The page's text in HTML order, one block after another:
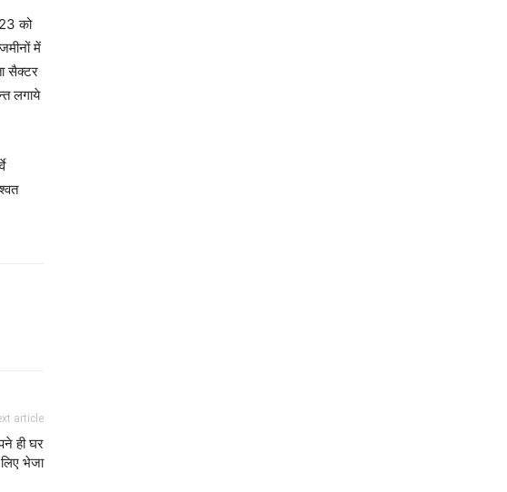
को
में
सैक्टर
लगाये
article
ही घर
भेजा